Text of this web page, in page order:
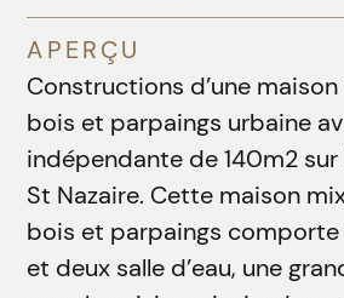
APERÇU
Constructions d’une
bois et parpaings urbaine
indépendante de 140m2
St Nazaire. Cette maison
bois et parpaings
et deux salle d’eau, une